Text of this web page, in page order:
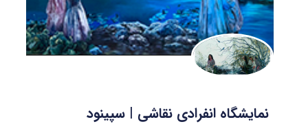
نمایشگاه انفرادی نقاشی | سپینود